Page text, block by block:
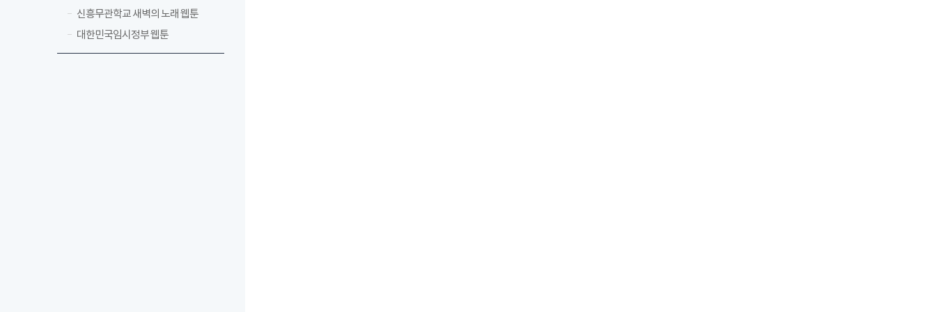
신흥무관학교 새벽의 노래 웹툰
대한민국임시정부 웹툰